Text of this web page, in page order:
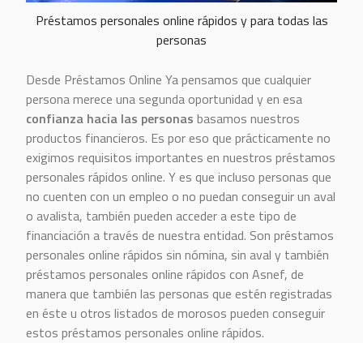
Préstamos personales online rápidos y para todas las
personas
Desde Préstamos Online Ya pensamos que cualquier
persona merece una segunda oportunidad y en esa
confianza hacia las personas basamos nuestros
productos financieros. Es por eso que prácticamente no
exigimos requisitos importantes en nuestros préstamos
personales rápidos online. Y es que incluso personas que
no cuenten con un empleo o no puedan conseguir un aval
o avalista, también pueden acceder a este tipo de
financiación a través de nuestra entidad. Son préstamos
personales online rápidos sin nómina, sin aval y también
préstamos personales online rápidos con Asnef, de
manera que también las personas que estén registradas
en éste u otros listados de morosos pueden conseguir
estos préstamos personales online rápidos.